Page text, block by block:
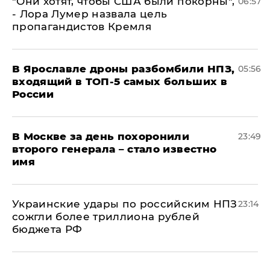
- Лора Лумер назвала цель
пропагандистов Кремля
В Ярославле дроны разбомбили НПЗ,
входящий в ТОП-5 самых больших в
России
05:56
В Москве за день похоронили
второго генерала – стало известно
имя
23:49
Украинские удары по российским НПЗ
сожгли более триллиона рублей
бюджета РФ
23:14